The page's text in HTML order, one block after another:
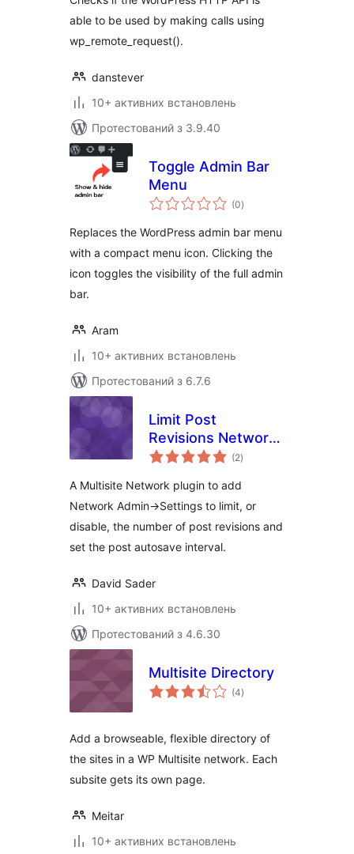
able to be used by making calls using
wp_remote_request().
danstever
10+ активних встановлень
Протестований з 3.9.40
Toggle Admin Bar
Menu
(0загальний
рейтинг
)
Replaces the WordPress admin bar menu
with a compact menu icon. Clicking the
icon toggles the visibility of the full admin
bar.
Aram
10+ активних встановлень
Протестований з 6.7.6
Limit Post
Revisions Network
Option
(2загальний
рейтинг
)
A Multisite Network plugin to add
Network Admin->Settings to limit, or
disable, the number of post revisions and
set the post autosave interval.
David Sader
10+ активних встановлень
Протестований з 4.6.30
Multisite Directory
(4загальний
рейтинг
)
Add a browseable, flexible directory of
the sites in a WP Multisite network. Each
subsite gets its own page.
Meitar
10+ активних встановлень